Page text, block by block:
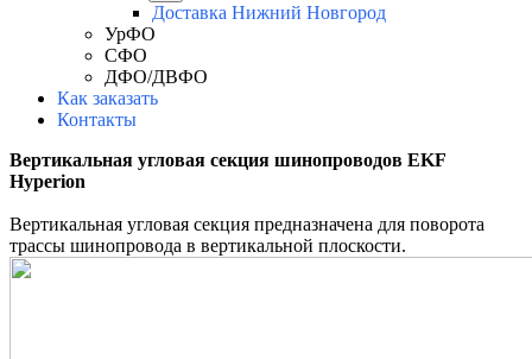
Доставка Нижний Новгород
УрФО
СФО
ДФО/ДВФО
Как заказать
Контакты
Вертикальная угловая секция шинопроводов EKF
Hyperion
Вертикальная угловая секция предназначена для поворота
трассы шинопровода в вертикальной плоскости.